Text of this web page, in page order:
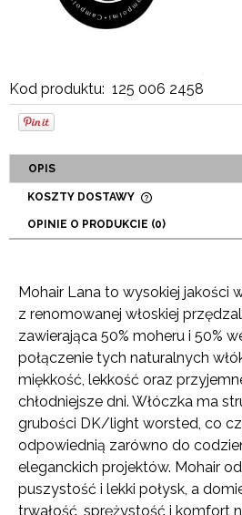
Kod produktu: 125 006 2458
OPIS
KOSZTY DOSTAWY
PŁATNOŚCI
OPINIE O PRODUKCIE (0)
Mohair Lana to wysokiej jakości
z renomowanej włoskiej
zawierająca 50% moheru i 50%
połączenie tych naturalnych
miękkość, lekkość oraz
chłodniejsze dni. Włóczka ma
grubości DK/light worsted, co
odpowiednią zarówno do
eleganckich projektów. Mohair
puszystość i lekki połysk, a
trwałość, sprężystość i komfort